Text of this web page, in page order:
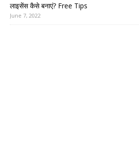
लाइसेंस कैसे बनाएं? Free Tips
June 7, 2022